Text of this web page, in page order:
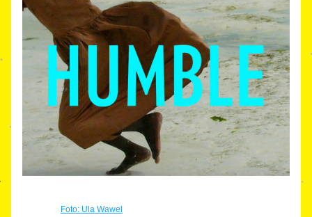
Foto: U la Wawel